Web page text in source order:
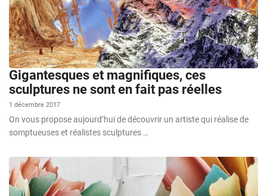
Gigantesques et magnifiques, ces
sculptures ne sont en fait pas réelles
1 décembre 2017
On vous propose aujourd’hui de découvrir un artiste qui réalise de
somptueuses et réalistes sculptures …